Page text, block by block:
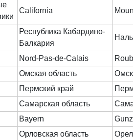
California
Республика Кабардино-
Балкария
Nord-Pas-de-Calais
Омская область
Омск
Пермский край
Самарская область
Bayern
Орловская область Орел